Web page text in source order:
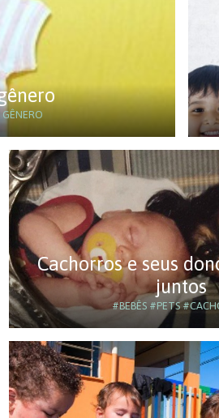
Cachorros e seus
juntos
#BEBÊS #PETS